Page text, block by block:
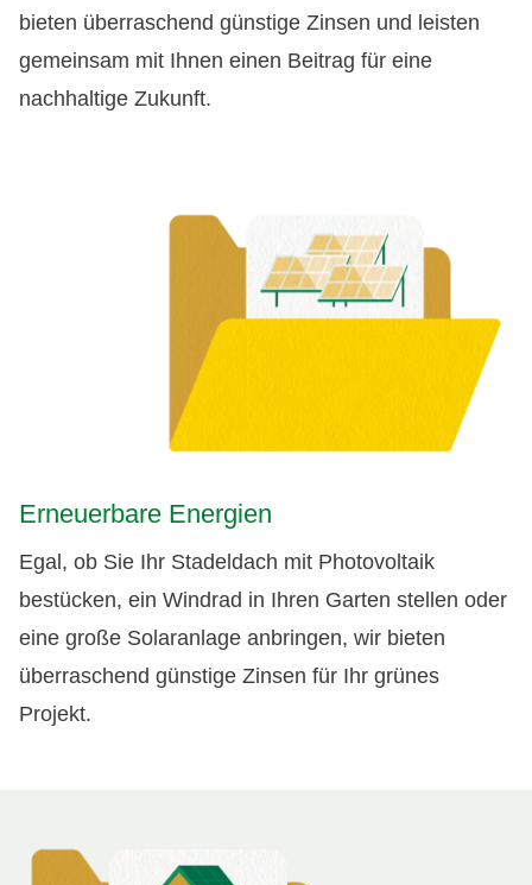
bieten überraschend günstige Zinsen und leisten
gemeinsam mit Ihnen einen Beitrag für eine
nachhaltige Zukunft.
Erneuerbare Energien
Egal, ob Sie Ihr Stadeldach mit Photovoltaik
bestücken, ein Windrad in Ihren Garten stellen oder
eine große Solaranlage anbringen, wir bieten
überraschend günstige Zinsen für Ihr grünes
Projekt.